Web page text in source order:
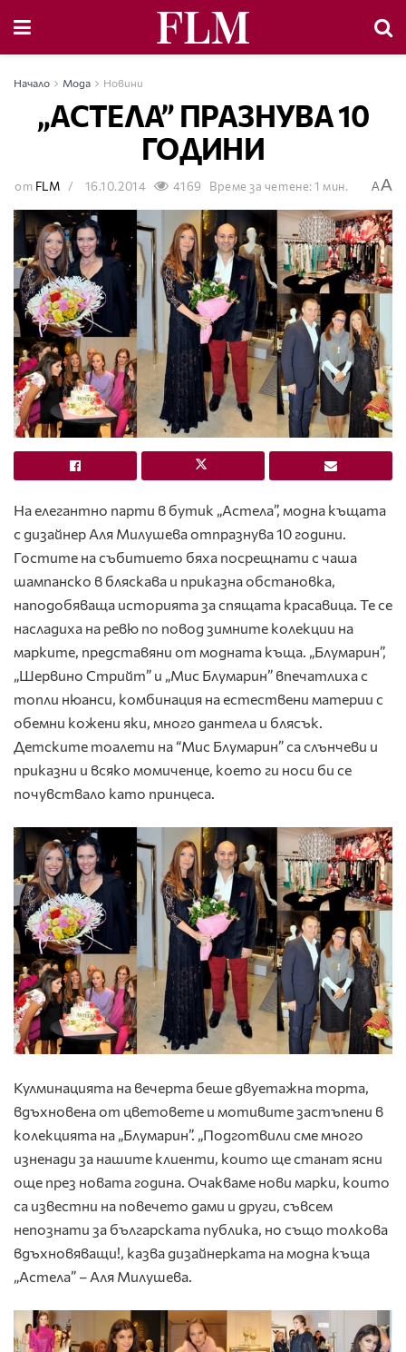
Начало Мода Новини
„АСТЕЛА” ПРАЗНУВА 10
ГОДИНИ
от FLM 16.10.2014 4169 Време за четене: 1 мин. AA
На елегантно парти в бутик „Астела”, модна къщата
с дизайнер Аля Милушева отпразнува 10 години.
Гостите на събитието бяха посрещнати с чаша
шампанско в бляскава и приказна обстановка,
наподобяваща историята за спящата красавица. Те се
насладиха на ревю по повод зимните колекции на
марките, представяни от модната къща. „Блумарин”,
„Шервино Стрийт” и „Мис Блумарин” впечатлиха с
топли нюанси, комбинация на естествени материи с
обемни кожени яки, много дантела и блясък.
Детските тоалети на “Мис Блумарин” са слънчеви и
приказни и всяко момиченце, което ги носи би се
почувствало като принцеса.
Кулминацията на вечерта беше двуетажна торта,
вдъхновена от цветовете и мотивите застъпени в
колекцията на „Блумарин”. „Подготвили сме много
изненади за нашите клиенти, които ще станат ясни
още през новата година. Очакваме нови марки, които
са известни на повечето дами и други, съвсем
непознати за българската публика, но също толкова
вдъхновяващи!, казва дизайнерката на модна къща
„Астела” – Аля Милушева.